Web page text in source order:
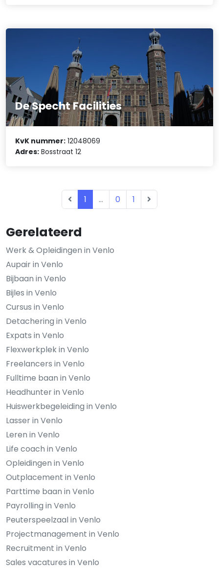
Gerelateerd
Werk & Opleidingen in Venlo
Aupair in Venlo
Bijbaan in Venlo
Bijles in Venlo
Cursus in Venlo
Detachering in Venlo
Expats in Venlo
Flexwerkplek in Venlo
Freelancers in Venlo
Fulltime baan in Venlo
Headhunter in Venlo
Huiswerkbegeleiding in Venlo
Lasser in Venlo
Leren in Venlo
Life coach in Venlo
Opleidingen in Venlo
Outplacement in Venlo
Parttime baan in Venlo
Payrolling in Venlo
Peuterspeelzaal in Venlo
Projectmanagement in Venlo
Recruitment in Venlo
Sales vacatures in Venlo
De Specht Facilities
KvK nummer: 12048069
Adres: Bosstraat 12
1 ... 0 1